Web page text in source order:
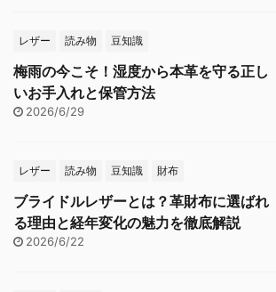
レザー 読み物 豆知識
梅雨の今こそ！湿度から本革を守る正し
いお手入れと保管方法
2026/6/29
レザー 読み物 豆知識 財布
ブライドルレザーとは？革財布に選ばれ
る理由と経年変化の魅力を徹底解説
2026/6/22